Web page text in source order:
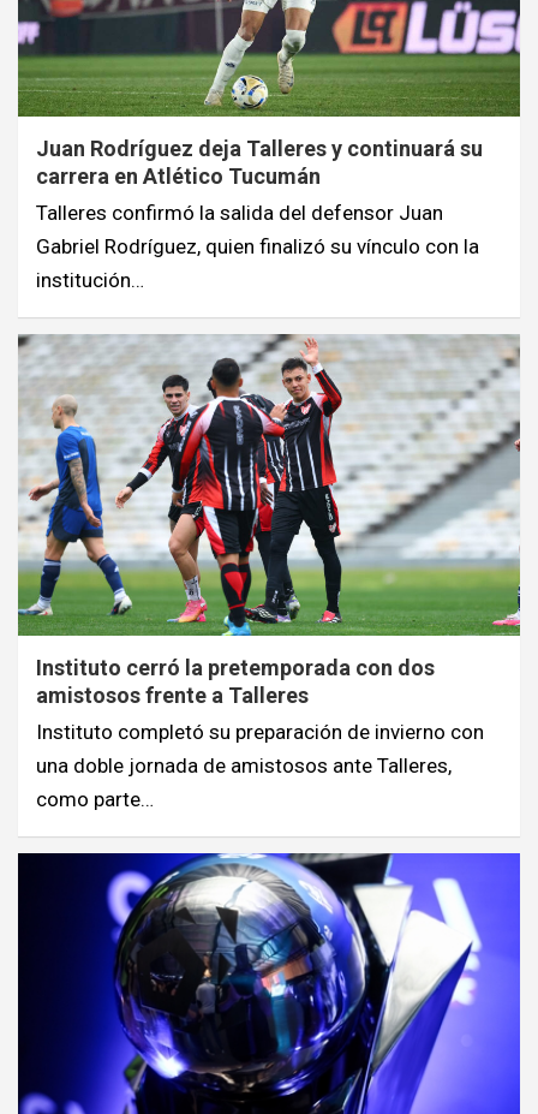
Juan Rodríguez deja Talleres y continuará su
carrera en Atlético Tucumán
Talleres confirmó la salida del defensor Juan
Gabriel Rodríguez, quien finalizó su vínculo con la
institución…
Instituto cerró la pretemporada con dos
amistosos frente a Talleres
Instituto completó su preparación de invierno con
una doble jornada de amistosos ante Talleres,
como parte…